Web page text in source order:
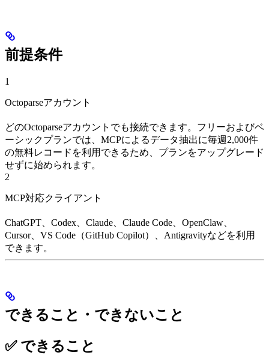
前提条件
1
Octoparseアカウント
どのOctoparseアカウントでも接続できます。フリーおよびベ
ーシックプランでは、MCPによるデータ抽出に毎週2,000件
の無料レコードを利用できるため、プランをアップグレード
せずに始められます。
2
MCP対応クライアント
ChatGPT、Codex、Claude、Claude Code、OpenClaw、
Cursor、VS Code（GitHub Copilot）、Antigravityなどを利用
できます。
できること・できないこと
✅ できること